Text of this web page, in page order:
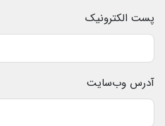
پست الکترونیک
آدرس وب‌سایت